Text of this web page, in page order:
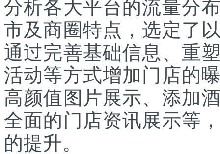
分析各大平台的流量分
市及商圈特点，选定了
通过完善基础信息、重
活动等方式增加门店的
高颜值图片展示、添加
全面的门店资讯展示等
的提升。